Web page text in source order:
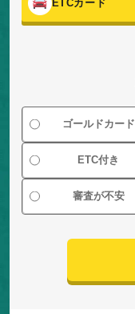
ETCカード
ゴールドカード
ETC付き
審査が不安